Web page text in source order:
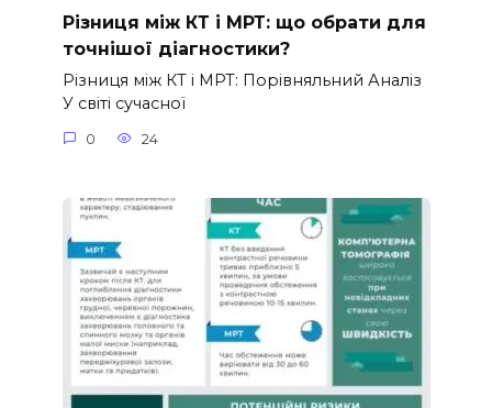
Різниця між КТ і МРТ: що обрати для
точнішої діагностики?
Різниця між КТ і МРТ: Порівняльний Аналіз
У світі сучасної
0 24